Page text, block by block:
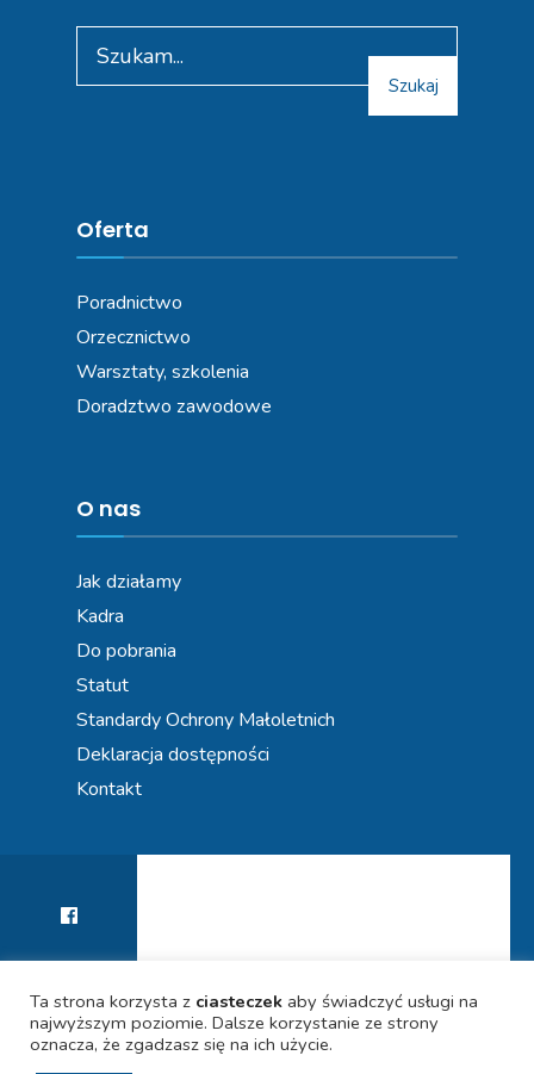
Szukaj
Oferta
Poradnictwo
Orzecznictwo
Warsztaty, szkolenia
Doradztwo zawodowe
O nas
Jak działamy
Kadra
Do pobrania
Statut
Standardy Ochrony Małoletnich
Deklaracja dostępności
Kontakt
KIERUNEK PRZYSZŁOŚĆ! WSPIERAMY KARIERY
UCZNIÓW
POLITYKA PRYWATNOŚCI DEKLARACJA DOSTĘPNOŚCI
Ta strona korzysta z ciasteczek aby świadczyć usługi na
najwyższym poziomie. Dalsze korzystanie ze strony
oznacza, że zgadzasz się na ich użycie.